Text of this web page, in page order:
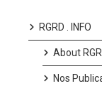
RGRD . INFO
About
Nos